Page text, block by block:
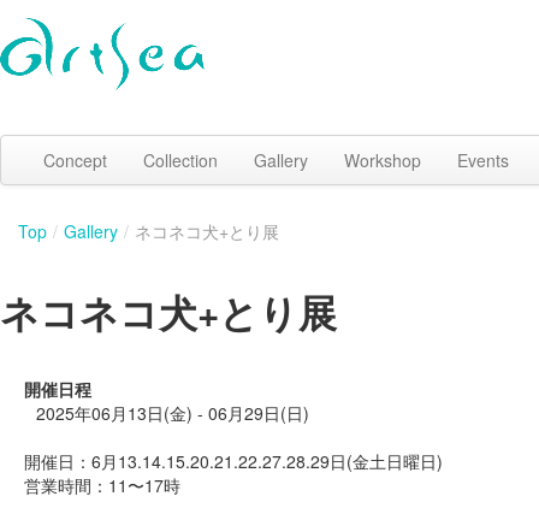
Concept Collection Gallery Workshop Events
Top / Gallery / ネコネコ犬+とり展
ネコネコ犬+とり展
開催日程
2025年06月13日(金) - 06月29日(日)
開催日：6月13.14.15.20.21.22.27.28.29日(金土日曜日)
営業時間：11〜17時